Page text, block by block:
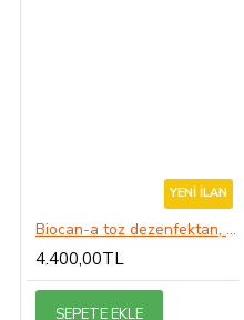
YENI İLAN
Biocan-a toz dezenfektan, bakterisit, virüsit, fungusit 5Kg
4.400,00TL
SEPETE EKLE